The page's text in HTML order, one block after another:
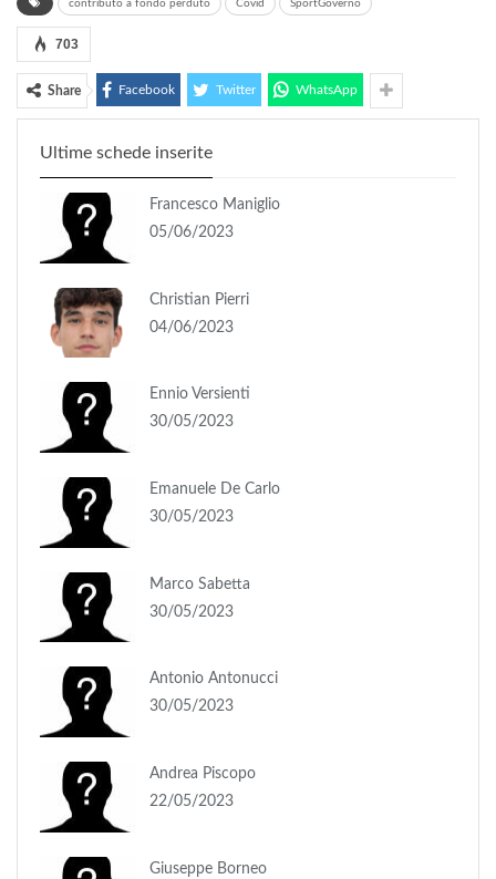
contributo a fondo perduto Covid SportGoverno
703
Share Facebook Twitter WhatsApp
Ultime schede inserite
Francesco Maniglio
05/06/2023
Christian Pierri
04/06/2023
Ennio Versienti
30/05/2023
Emanuele De Carlo
30/05/2023
Marco Sabetta
30/05/2023
Antonio Antonucci
30/05/2023
Andrea Piscopo
22/05/2023
Giuseppe Borneo